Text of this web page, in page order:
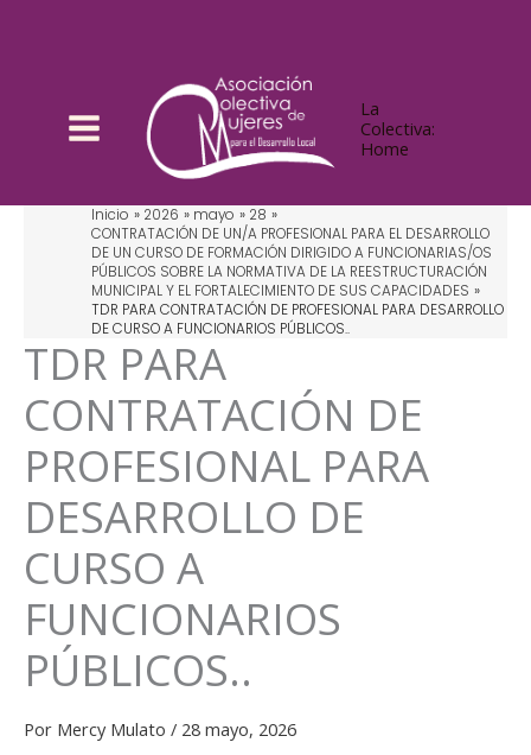
La
Colectiva:
Home
Inicio 2026 mayo
28
CONTRATACIÓN DE UN/A PROFESIONAL PARA EL DESARROLLO
DE UN CURSO DE FORMACIÓN DIRIGIDO A FUNCIONARIAS/OS
PÚBLICOS SOBRE LA NORMATIVA DE LA REESTRUCTURACIÓN
MUNICIPAL Y EL FORTALECIMIENTO DE SUS CAPACIDADES
TDR PARA CONTRATACIÓN DE PROFESIONAL PARA DESARROLLO
DE CURSO A FUNCIONARIOS PÚBLICOS..
TDR PARA
CONTRATACIÓN DE
PROFESIONAL PARA
DESARROLLO DE
CURSO A
FUNCIONARIOS
PÚBLICOS..
Por Mercy Mulato / 28 mayo, 2026